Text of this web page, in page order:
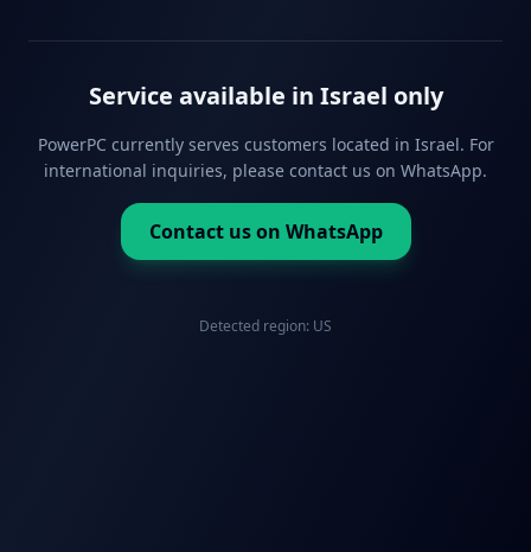
Service available in Israel only
PowerPC currently serves customers located in Israel. For
international inquiries, please contact us on WhatsApp.
Contact us on WhatsApp
Detected region: US